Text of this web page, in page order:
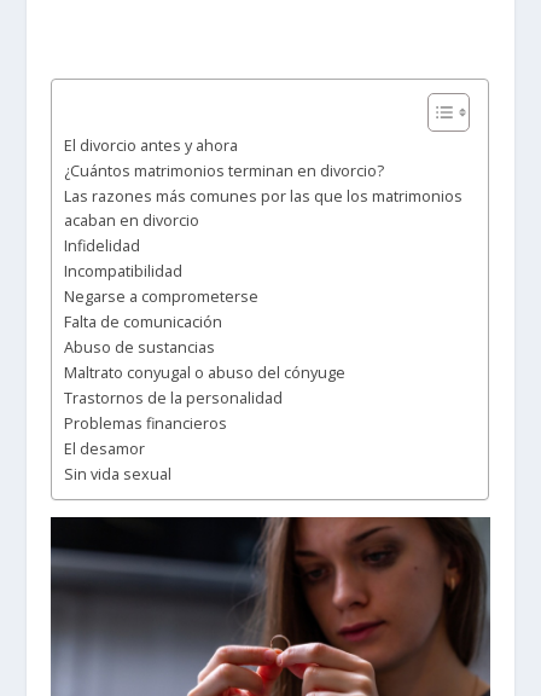
El divorcio antes y ahora
¿Cuántos matrimonios terminan en divorcio?
Las razones más comunes por las que los matrimonios
acaban en divorcio
Infidelidad
Incompatibilidad
Negarse a comprometerse
Falta de comunicación
Abuso de sustancias
Maltrato conyugal o abuso del cónyuge
Trastornos de la personalidad
Problemas financieros
El desamor
Sin vida sexual